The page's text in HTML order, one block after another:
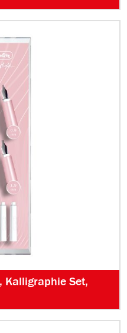
Kalligraphie Set,